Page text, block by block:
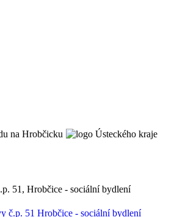
na Hrobčicku
51, Hrobčice - sociální bydlení